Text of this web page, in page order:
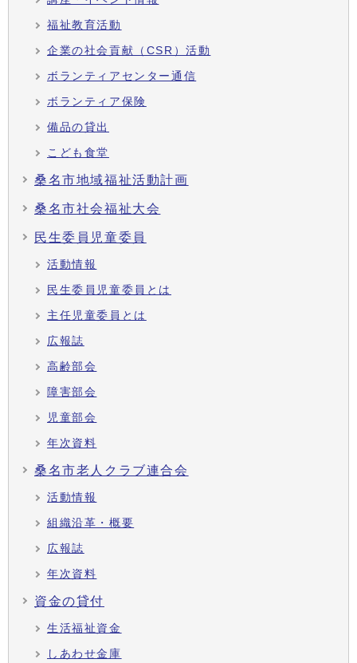
福祉教育活動
企業の社会貢献（CSR）活動
ボランティアセンター通信
ボランティア保険
備品の貸出
こども食堂
桑名市地域福祉活動計画
桑名市社会福祉大会
民生委員児童委員
活動情報
民生委員児童委員とは
主任児童委員とは
広報誌
高齢部会
障害部会
児童部会
年次資料
桑名市老人クラブ連合会
活動情報
組織沿革・概要
広報誌
年次資料
資金の貸付
生活福祉資金
しあわせ金庫